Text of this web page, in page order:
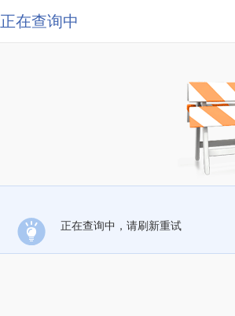
正在查询中
正在查询中，请刷新重试